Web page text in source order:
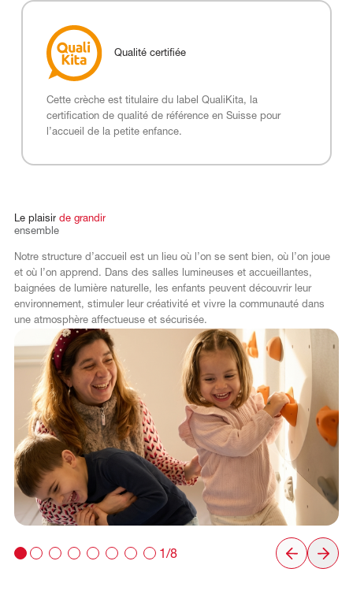
Qualité certifiée
Cette crèche est titulaire du label QualiKita, la
certification de qualité de référence en Suisse pour
l’accueil de la petite enfance.
Le plaisir de grandir
ensemble
Notre structure d’accueil est un lieu où l’on se sent bien, où l’on joue
et où l’on apprend. Dans des salles lumineuses et accueillantes,
baignées de lumière naturelle, les enfants peuvent découvrir leur
environnement, stimuler leur créativité et vivre la communauté dans
une atmosphère affectueuse et sécurisée.
1/8